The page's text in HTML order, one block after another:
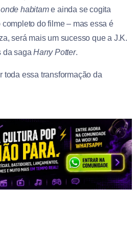
habitame ainda se cogita
completo do filme – mas essa é
será mais um sucesso que a J.K.
da sagaHarry Potter.
toda essa transformação da